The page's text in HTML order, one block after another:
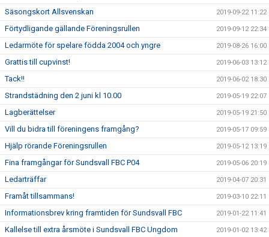
Säsongskort Allsvenskan 2019-09-22 11:22
Förtydligande gällande Föreningsrullen 2019-09-12 22:34
Ledarmöte för spelare födda 2004 och yngre 2019-08-26 16:00
Grattis till cupvinst! 2019-06-03 13:12
Tack!! 2019-06-02 18:30
Strandstädning den 2 juni kl 10.00 2019-05-19 22:07
Lagberättelser 2019-05-19 21:50
Vill du bidra till föreningens framgång? 2019-05-17 09:59
Hjälp rörande Föreningsrullen 2019-05-12 13:19
Fina framgångar för Sundsvall FBC P04 2019-05-06 20:19
Ledarträffar 2019-04-07 20:31
Framåt tillsammans! 2019-03-10 22:11
Informationsbrev kring framtiden för Sundsvall FBC 2019-01-22 11:41
Kallelse till extra årsmöte i Sundsvall FBC Ungdom 2019-01-02 13:42